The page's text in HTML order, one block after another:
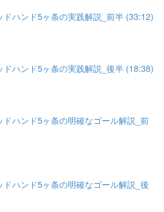
ドハンド5ヶ条の実践解説_前半 (33:12)
ドハンド5ヶ条の実践解説_後半 (18:38)
ドハンド5ヶ条の明確なゴール解説_前
ドハンド5ヶ条の明確なゴール解説_後